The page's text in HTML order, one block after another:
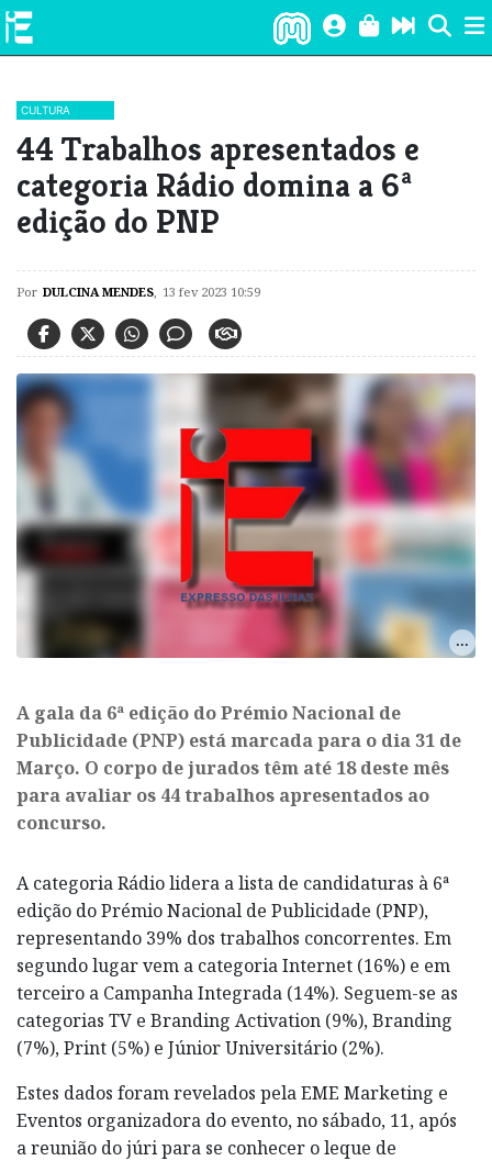
CULTURA
44 Trabalhos apresentados e
categoria Rádio domina a 6ª
edição do PNP
Por DULCINA MENDES, 13 fev 2023 10:59
A gala da 6ª edição do Prémio Nacional de
Publicidade (PNP) está marcada para o dia 31 de
Março. O corpo de jurados têm até 18 deste mês
para avaliar os 44 trabalhos apresentados ao
concurso.
A categoria Rádio lidera a lista de candidaturas à 6ª
edição do Prémio Nacional de Publicidade (PNP),
representando 39% dos trabalhos concorrentes. Em
segundo lugar vem a categoria Internet (16%) e em
terceiro a Campanha Integrada (14%). Seguem-se as
categorias TV e Branding Activation (9%), Branding
(7%), Print (5%) e Júnior Universitário (2%).
Estes dados foram revelados pela EME Marketing e
Eventos organizadora do evento, no sábado, 11, após
a reunião do júri para se conhecer o leque de